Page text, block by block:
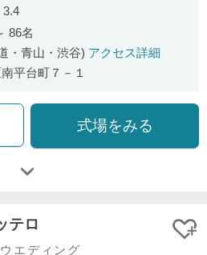
口コミ評価
3.4
86名
・青山・渋谷) アクセス詳細
平台町７－１
式場をみる
テロ
エディング